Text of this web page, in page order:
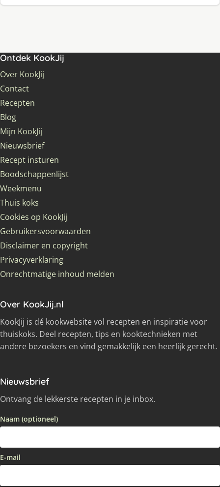
Ontdek KookJij
Over KookJij
Contact
Recepten
Blog
Mijn KookJij
Nieuwsbrief
Recept insturen
Boodschappenlijst
Weekmenu
Thuis koks
Cookies op KookJij
Gebruikersvoorwaarden
Disclaimer en copyright
Privacyverklaring
Onrechtmatige inhoud melden
Over KookJij.nl
KookJij is dé kookwebsite vol recepten en inspiratie voor
thuiskoks. Deel recepten, tips en kooktechnieken met
andere bezoekers en vind gemakkelijk een heerlijk gerecht.
Nieuwsbrief
Ontvang de lekkerste recepten in je inbox.
Naam (optioneel)
E-mail